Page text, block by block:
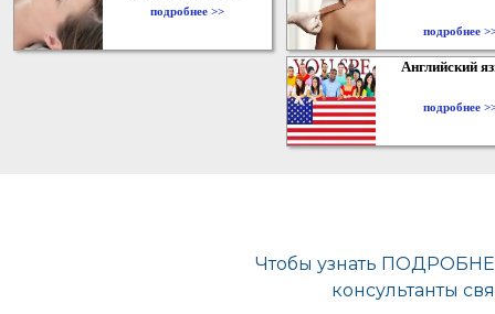
подробнее >>
подробнее
Английский
подробнее